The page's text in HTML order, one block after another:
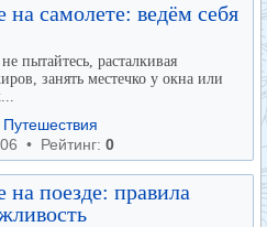
на самолете: ведём себя
пытайтесь, расталкивая
занять местечко у окна или
Путешествия
• Рейтинг: 0
на поезде: правила